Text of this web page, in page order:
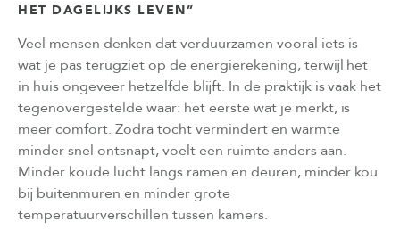
HET DAGELIJKS LEVEN”
Veel mensen denken dat verduurzamen vooral iets is
wat je pas terugziet op de energierekening, terwijl het
in huis ongeveer hetzelfde blijft. In de praktijk is vaak het
tegenovergestelde waar: het eerste wat je merkt, is
meer comfort. Zodra tocht vermindert en warmte
minder snel ontsnapt, voelt een ruimte anders aan.
Minder koude lucht langs ramen en deuren, minder kou
bij buitenmuren en minder grote
temperatuurverschillen tussen kamers.